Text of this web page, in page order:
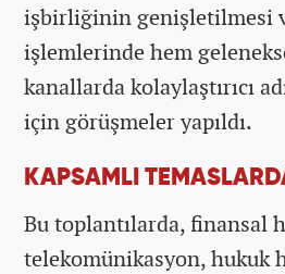
işbirliğinin genişletilmesi
işlemlerinde hem
kanallarda kolaylaştırıcı
için görüşmeler yapıldı.
KAPSAMLI
Bu toplantılarda, finansal
telekomünikasyon, hukuk